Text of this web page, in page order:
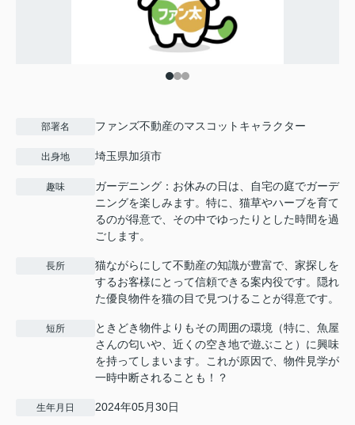
部署名 ファンズ不動産のマスコットキャラクター
出身地 埼玉県加須市
趣味
ガーデニング：お休みの日は、自宅の庭でガーデ
ニングを楽しみます。特に、猫草やハーブを育て
るのが得意で、その中でゆったりとした時間を過
ごします。
長所
猫ながらにして不動産の知識が豊富で、家探しを
するお客様にとって信頼できる案内役です。隠れ
た優良物件を猫の目で見つけることが得意です。
短所
ときどき物件よりもその周囲の環境（特に、魚屋
さんの匂いや、近くの空き地で遊ぶこと）に興味
を持ってしまいます。これが原因で、物件見学が
一時中断されることも！？
生年月日 2024年05月30日